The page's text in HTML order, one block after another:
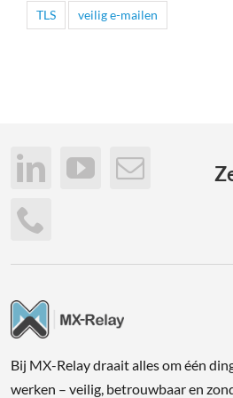
TLS veilig e-mailen
Bij MX-Relay draait alles om één
werken – veilig, betrouwbaar en